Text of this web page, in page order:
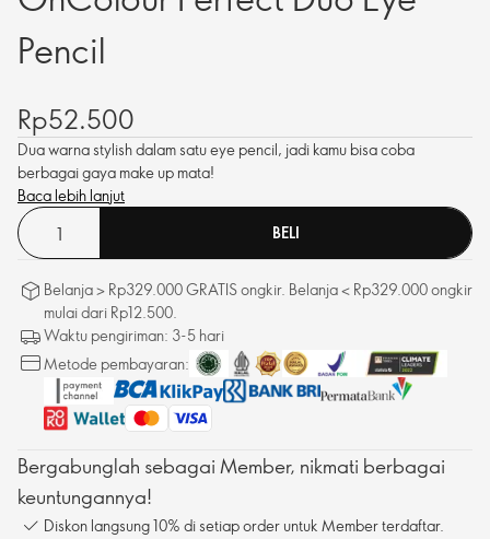
Pencil
Rp52.500
Dua warna stylish dalam satu eye pencil, jadi kamu bisa coba
berbagai gaya make up mata!
Baca lebih lanjut
BELI
Belanja > Rp329.000 GRATIS ongkir. Belanja < Rp329.000 ongkir
mulai dari Rp12.500.
Waktu pengiriman: 3-5 hari
Metode pembayaran:
Bergabunglah sebagai Member, nikmati berbagai
keuntungannya!
Diskon langsung 10% di setiap order untuk Member terdaftar.